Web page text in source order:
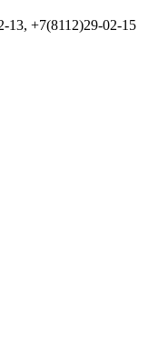
13, +7(8112)29-02-15